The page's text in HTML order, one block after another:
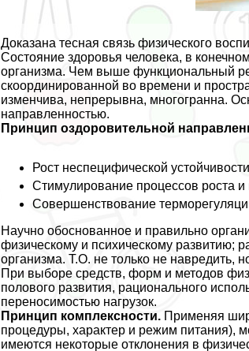
Доказана тесная связь физического
Состояние здоровья человека, в
организма. Чем выше функциональный
скоординированной во времени и
изменчива, непрерывна, многогранна.
направленностью.
Принцип оздоровительной
Рост неспецифической
Стимулирование процессов роста и
Совершенствование
Научно обоснованное и правильно
физическому и психическому развитию;
организма. Т.О. не только не навредить,
При выборе средств, форм и методов
пoлoвoго развития, рационального
переносимостью нагрузок.
Принцип комплексности. Применяя
процедуры, хаpaктер и режим питания),
имеются некоторые отклонения в